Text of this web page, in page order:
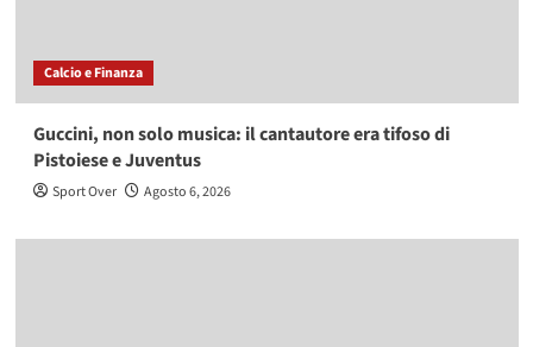
Calcio e Finanza
Guccini, non solo musica: il cantautore era tifoso di
Pistoiese e Juventus
Sport Over Agosto 6, 2026